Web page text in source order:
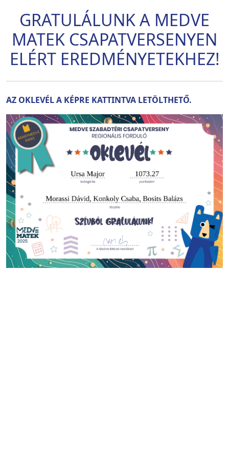
GRATULÁLUNK A MEDVE
MATEK CSAPATVERSENYEN
ELÉRT EREDMÉNYETEKHEZ!
AZ OKLEVÉL A KÉPRE KATTINTVA LETÖLTHETŐ.